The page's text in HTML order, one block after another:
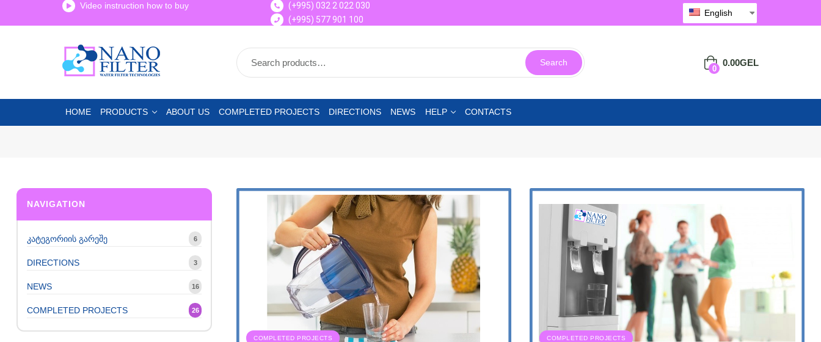
Video instruction how to buy
(+995) 032 2 022 030
(+995) 577 901 100
English
Search
0
0.00GEL
HOME PRODUCTS ABOUT US COMPLETED PROJECTS DIRECTIONS NEWS HELP CONTACTS
COMPLETED PROJECTS COMPLETED PROJECTS
NAVIGATION
კატეგორიის გარეშე 6
DIRECTIONS 3
NEWS 16
COMPLETED PROJECTS 26